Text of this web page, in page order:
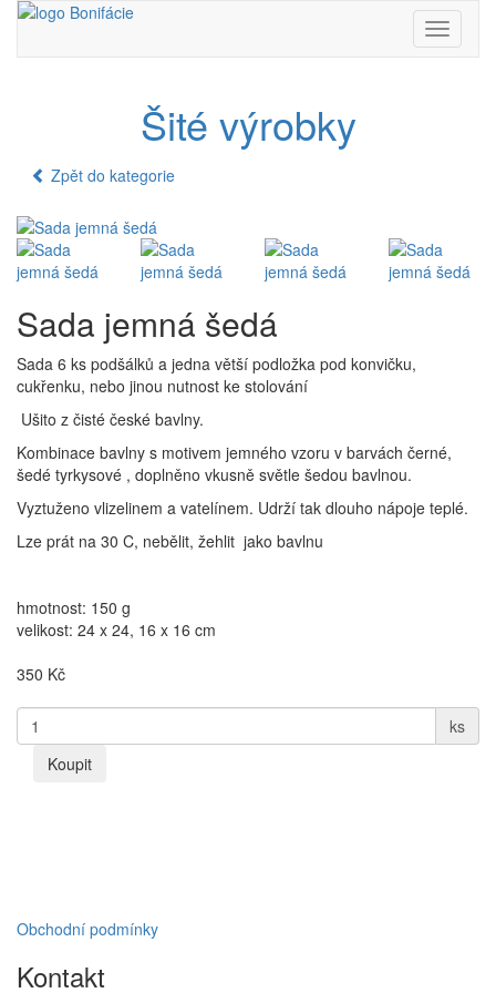
Toggle
Šité výrobky
Zpět do kategorie
Sada jemná šedá
Sada 6 ks podšálků a jedna větší podložka pod konvičku,
cukřenku, nebo jinou nutnost ke stolování
Ušito z čisté české bavlny.
Kombinace bavlny s motivem jemného vzoru v barvách černé,
šedé tyrkysové , doplněno vkusně světle šedou bavlnou.
Vyztuženo vlizelinem a vatelínem. Udrží tak dlouho nápoje teplé.
Lze prát na 30 C, nebělit, žehlit jako bavlnu
hmotnost: 150 g
velikost: 24 x 24, 16 x 16 cm
350 Kč
ks
Koupit
Obchodní podmínky
Kontakt